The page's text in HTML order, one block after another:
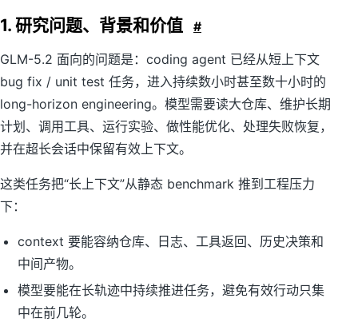
1. 研究问题、背景和价值 #
GLM-5.2 面向的问题是：coding agent 已经从短上下文
bug fix / unit test 任务，进入持续数小时甚至数十小时的
long-horizon engineering。模型需要读大仓库、维护长期
计划、调用工具、运行实验、做性能优化、处理失败恢复，
并在超长会话中保留有效上下文。
这类任务把“长上下文”从静态 benchmark 推到工程压力
下：
context 要能容纳仓库、日志、工具返回、历史决策和
中间产物。
模型要能在长轨迹中持续推进任务，避免有效行动只集
中在前几轮。